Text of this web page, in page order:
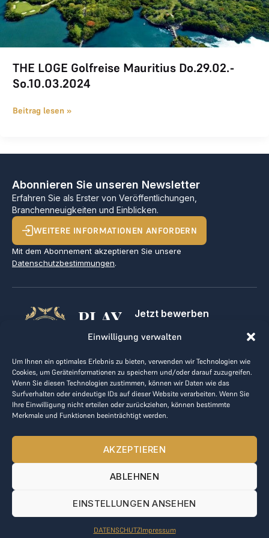
Einwilligung verwalten
Um Ihnen ein optimales Erlebnis zu bieten, verwenden wir Technologien wie
Cookies, um Geräteinformationen zu speichern und/oder darauf zuzugreifen.
Wenn Sie diesen Technologien zustimmen, können wir Daten wie das
Surfverhalten oder eindeutige IDs auf dieser Website verarbeiten. Wenn Sie
Ihre Einwilligung nicht erteilen oder zurückziehen, können bestimmte
Merkmale und Funktionen beeinträchtigt werden.
AKZEPTIEREN
ABLEHNEN
EINSTELLUNGEN ANSEHEN
DATENSCHUTZImpressum
THE LOGE Golfreise Mauritius Do.29.02.-
So.10.03.2024
Beitrag lesen »
Abonnieren Sie unseren Newsletter
Erfahren Sie als Erster von Veröffentlichungen,
Branchenneuigkeiten und Einblicken.
WEITERE INFORMATIONEN ANFORDERN
Mit dem Abonnement akzeptieren Sie unsere
Datenschutzbestimmungen.
PLAY
GOLF,
MAKE
BUSINESS
Jetzt bewerben
Kontakt
AGB
Datenrichtlinie
kontakt@the-loge.com
Unser freundliches Team hilft Ihnen gerne weiter.
Mo-Fr von 8:00 bis 17:00 Uhr.
© 2025 The LOGE. Alle Rechte vorbehalten.